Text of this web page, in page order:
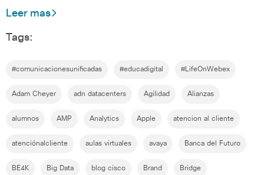
Leer mas
Tags:
#comunicacionesunificadas #educadigital #LifeOnWebex
Adam Cheyer adn datacenters Agilidad Alianzas
alumnos AMP Analytics Apple atencion al cliente
atenciónalcliente aulas virtuales avaya Banca del Futuro
BE4K Big Data blog cisco Brand Bridge